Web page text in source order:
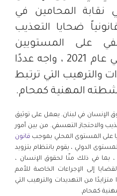
نقابة المحامين في
ضحايا التعذيب
على المستويين
المحلي والدولي. في عام 2021 ، واجه عددًا
والترهيب التي ترتبط
المهنية كمحام.
في لبنان. يعمل على توثيق
والاحتجاز التعسفي. من بين أمور
على المستوى المحلي بموجب قانون
الدولي ، يقوم بانتظام بتزويد
، بما في ذلك منّا لحقوق الإنسان ،
إلى الإجراءات الخاصة للأمم
، واجه عددًا متزايدًا من التهديدات والترهيب التي
كمحام.